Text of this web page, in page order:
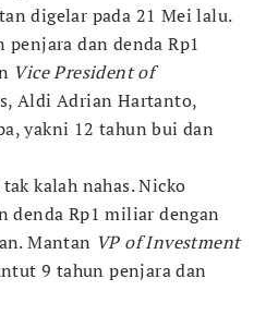
digelar pada 21 Mei lalu.
dan denda Rp1
Vice President of
Aldi Adrian Hartanto,
yakni 12 tahun bui dan
kalah nahas. Nicko
Rp1 miliar dengan
Mantan VP of Investment
9 tahun penjara dan